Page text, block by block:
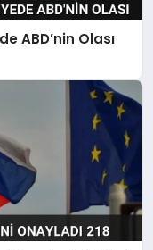
ABD’nin Olası